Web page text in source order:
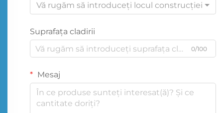
Vă rugăm să introduceți locul construcției
Suprafața cladirii
0/100
Mesaj